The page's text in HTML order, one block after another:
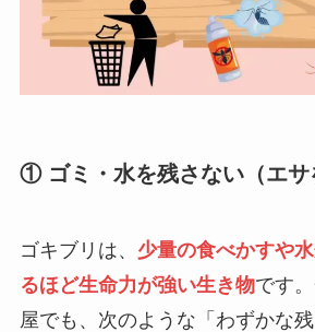
① ゴミ・水を残さない（エサ
ゴキブリは、 少量の食べかすや
るほど生命力が強い生き物です
屋でも、次のような「わずかな